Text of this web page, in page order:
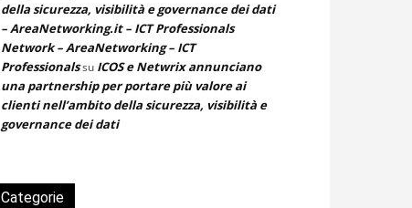
della sicurezza, visibilità e governance dei dati
– AreaNetworking.it – ICT Professionals
Network – AreaNetworking – ICT
Professionalssu ICOS e Netwrix annunciano
una partnership per portare più valore ai
clienti nell’ambito della sicurezza, visibilità e
governance dei dati
Categorie